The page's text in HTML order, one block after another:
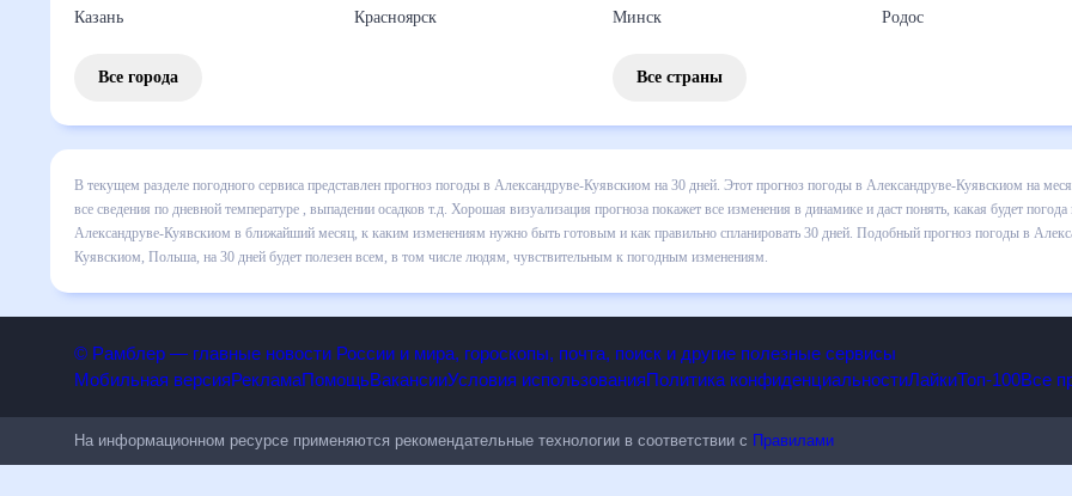
Казань
Красноярск
Все города
Минск
Родос
Все страны
В текущем разделе погодного сервиса представлен прогноз погоды в Александруве-Куявскиом на 30 дней. Этот прогноз
Александруве-Куявскиом на месяц включает все сведения по дневной температуре , выпадении осадков т.д. Хорошая
прогноза покажет все изменения в динамике и даст понять, какая будет погода в Александруве-Куявскиом в ближайший месяц,
изменениям нужно быть готовым и как правильно спланировать 30 дней. Подобный прогноз погоды в Александруве-
© Рамблер — главные новости России и мира, гороскопы, почта, поиск и другие полезные сервисы
На информационном ресурсе применяются рекомендательные технологии в соответствии сПравилами